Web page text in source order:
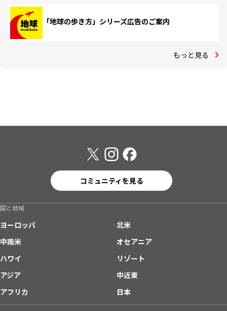
「地球の歩き方」シリーズ広告のご案内
もっと見る
コミュニティを見る
国と地域
ヨーロッパ
北米
中南米
オセアニア
ハワイ
リゾート
アジア
中近東
アフリカ
日本